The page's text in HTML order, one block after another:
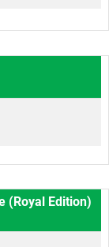
(Royal Edition)